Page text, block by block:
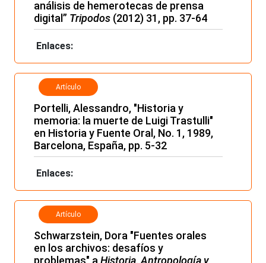
análisis de hemerotecas de prensa
digital” Tripodos (2012) 31, pp. 37-64
Enlaces:
Artículo
Portelli, Alessandro, "Historia y
memoria: la muerte de Luigi Trastulli"
en Historia y Fuente Oral, No. 1, 1989,
Barcelona, España, pp. 5-32
Enlaces:
Artículo
Schwarzstein, Dora "Fuentes orales
en los archivos: desafíos y
problemas" a Historia, Antropología y